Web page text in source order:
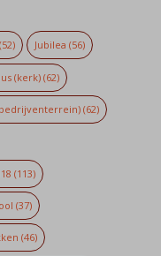
(52) Jubilea (56)
(kerk)(62)
(62)
(113)
(37)
(46)